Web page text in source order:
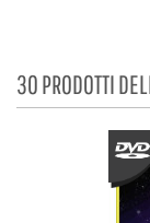
30 PRODOTTI